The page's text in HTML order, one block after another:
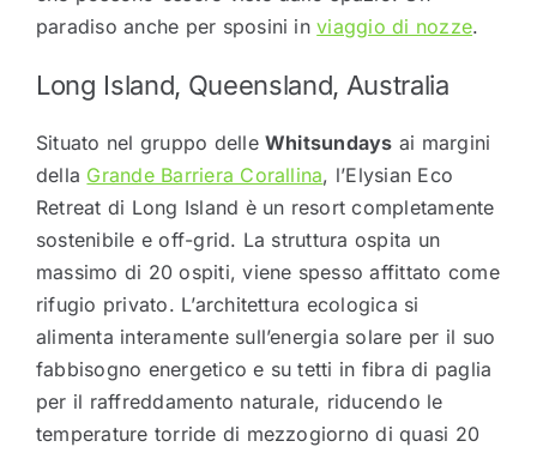
paradiso anche per sposini inviaggio di nozze.
Long Island, Queensland, Australia
Situato nel gruppo delle Whitsundays ai margini
della Grande Barriera Corallina, l’Elysian Eco
Retreat di Long Island è un resort completamente
sostenibile e off-grid. La struttura ospita un
massimo di 20 ospiti, viene spesso affittato come
rifugio privato. L’architettura ecologica si
alimenta interamente sull’energia solare per il suo
fabbisogno energetico e su tetti in fibra di paglia
per il raffreddamento naturale, riducendo le
temperature torride di mezzogiorno di quasi 20